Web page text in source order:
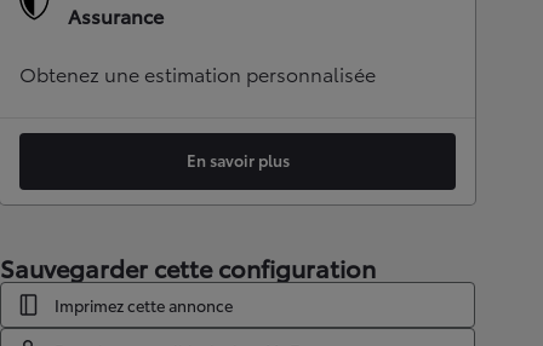
Assurance
Obtenez une estimation personnalisée
En savoir plus
Sauvegarder cette configuration
Imprimez cette annonce